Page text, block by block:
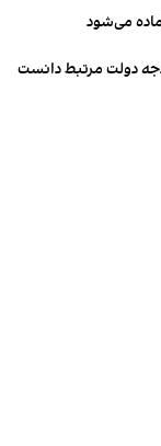
می‌شود
دولت مرتبط دانست